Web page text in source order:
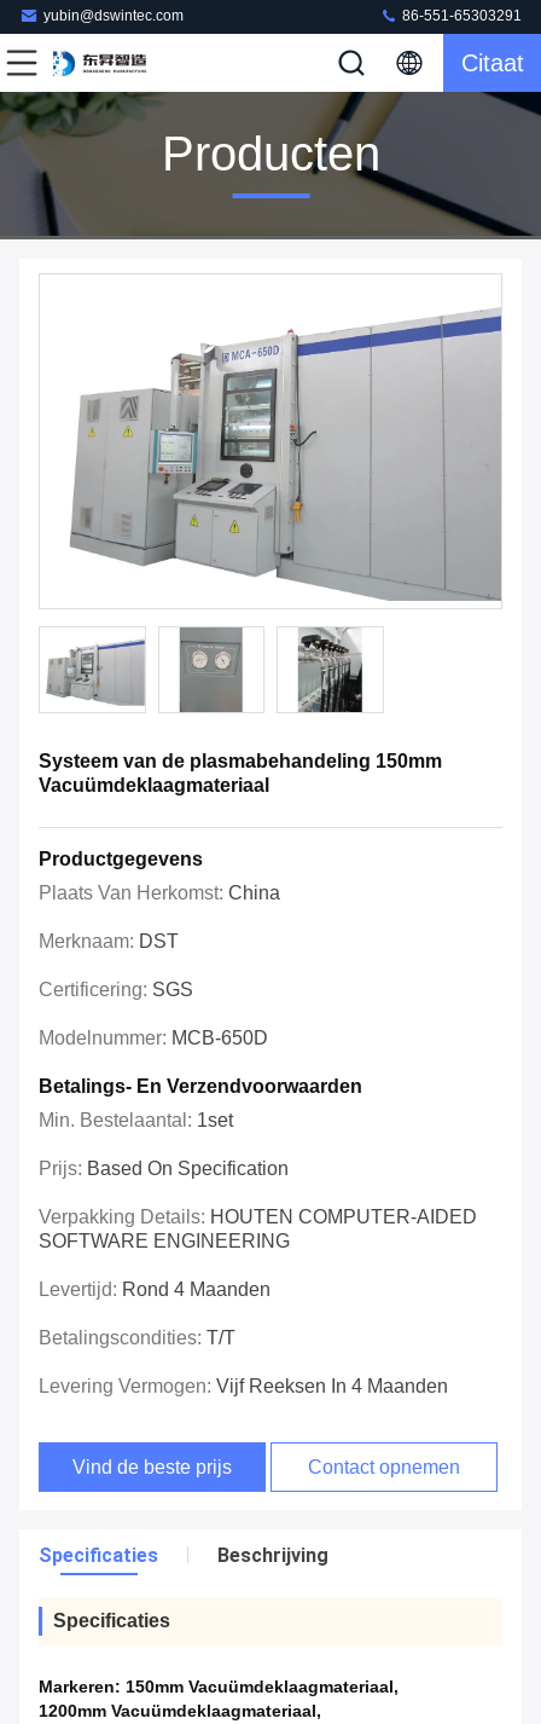
yubin@dswintec.com 86-551-65303291
Citaat
Producten
Systeem van de plasmabehandeling 150mm
Vacuümdeklaagmateriaal
Productgegevens
Plaats Van Herkomst: China
Merknaam: DST
Certificering: SGS
Modelnummer: MCB-650D
Betalings- En Verzendvoorwaarden
Min. Bestelaantal: 1set
Prijs: Based On Specification
Verpakking Details: HOUTEN COMPUTER-AIDED
SOFTWARE ENGINEERING
Levertijd: Rond 4 Maanden
Betalingscondities: T/T
Levering Vermogen: Vijf Reeksen In 4 Maanden
Vind de beste prijs Contact opnemen
Specificaties Beschrijving
Specificaties
Markeren: 150mm Vacuümdeklaagmateriaal,
1200mm Vacuümdeklaagmateriaal,